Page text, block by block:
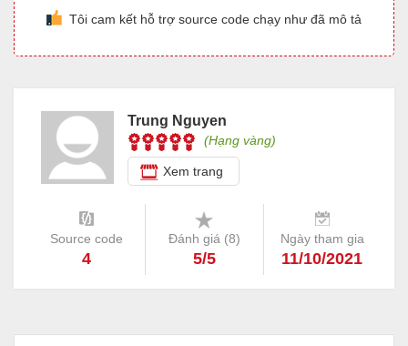
Tôi cam kết hỗ trợ source code chạy như đã mô tả
Trung Nguyen
(Hạng vàng)
Xem trang
Source code
4
Đánh giá (8)
5/5
Ngày tham gia
11/10/2021